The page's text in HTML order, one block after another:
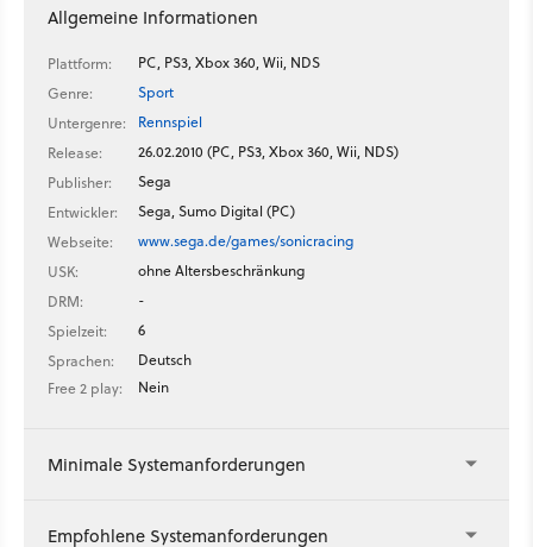
Allgemeine Informationen
Plattform:
PC, PS3, Xbox 360, Wii, NDS
Genre:
Sport
Untergenre:
Rennspiel
Release:
26.02.2010 (PC, PS3, Xbox 360, Wii, NDS)
Publisher:
Sega
Entwickler:
Sega, Sumo Digital (PC)
Webseite:
www.sega.de/games/sonicracing
USK:
ohne Altersbeschränkung
DRM:
-
Spielzeit:
6
Sprachen:
Deutsch
Free 2 play:
Nein
Minimale Systemanforderungen
Empfohlene Systemanforderungen